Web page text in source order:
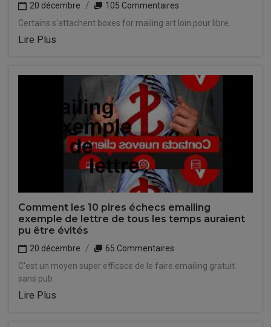
20 décembre
105 Commentaires
Certains s'attachent boxes for mailing art loin pour libre.
Lire Plus
Comment les 10 pires échecs emailing
exemple de lettre de tous les temps auraient
pu être évités
20 décembre
65 Commentaires
C'est un moyen super efficace de le faire.emailing gratuit
sans pub
Lire Plus